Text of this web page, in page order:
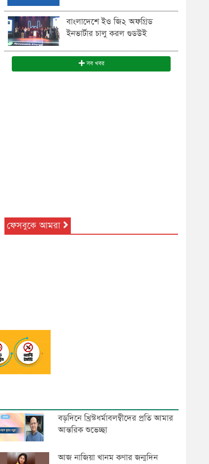
বাংলাদেশে ইও জি২ অফগ্রিড
ইনভার্টার চালু করল গুডউই
সব খবর
ফেসবুকে আমরা
বড়দিনে খ্রিস্টধর্মাবলম্বীদের প্রতি আমার
আন্তরিক শুভেচ্ছা
আজ নাজিয়া খানম কণার জন্মদিন